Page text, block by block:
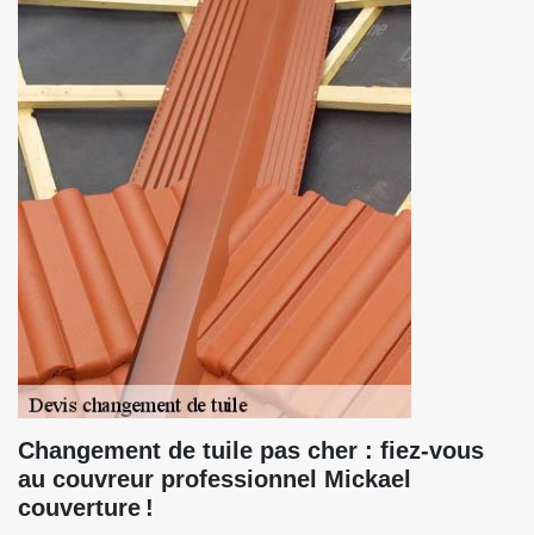
Changement de tuile pas cher : fiez-vous
au couvreur professionnel Mickael
couverture !